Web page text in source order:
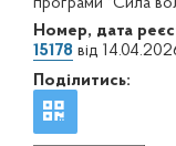
Номер, дата
15178 від
Поділитись: